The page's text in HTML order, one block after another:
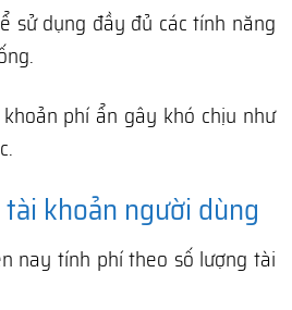
sử dụng đầy đủ các tính năng
phí ẩn gây khó chịu như
khoản người dùng
nay tính phí theo số lượng tài